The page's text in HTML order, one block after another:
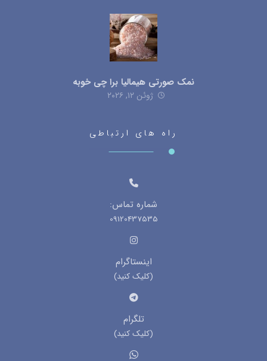
نمک صورتی هیمالیا برا چی خوبه
ژوئن ۱۲, ۲۰۲۶
راه های ارتباطی
شماره تماس:
09120437535
اینستاگرام
(کلیک کنید)
تلگرام
(کلیک کنید)